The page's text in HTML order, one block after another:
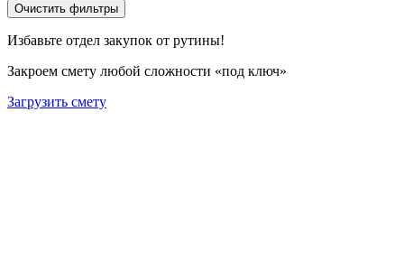
Очистить фильтры
Избавьте отдел закупок от рутины!
Закроем смету любой сложности «под ключ»
Загрузить смету